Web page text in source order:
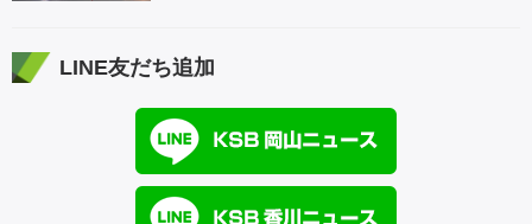
LINE友だち追加